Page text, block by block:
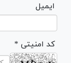
ایمیل
* کد امنیتی